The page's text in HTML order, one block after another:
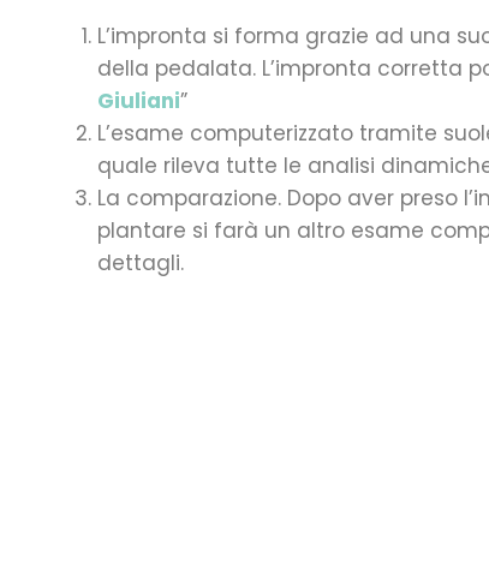
L’impronta si forma grazie ad una
della pedalata. L’impronta corretta
Giuliani”
L’esame computerizzato tramite
quale rileva tutte le analisi
La comparazione. Dopo aver preso
plantare si farà un altro esame
dettagli.